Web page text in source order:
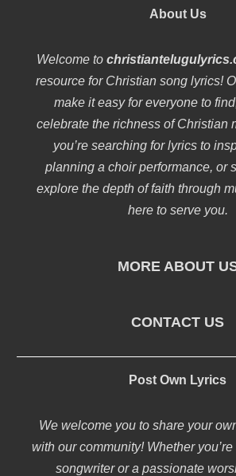
About Us
Welcome to
resource for Christian song lyrics!
make it easy for everyone to
celebrate the richness of Christian
you’re searching for lyrics to
planning a choir performance, or
explore the depth of faith through
here to serve you.
MORE ABOUT
CONTACT US
Post Own Lyrics
We welcome you to share your
with our community! Whether
songwriter or a passionate